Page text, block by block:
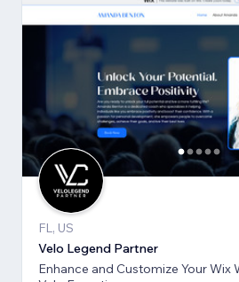
FL, US
Velo Legend Partner
Enhance and Customize Your Wix